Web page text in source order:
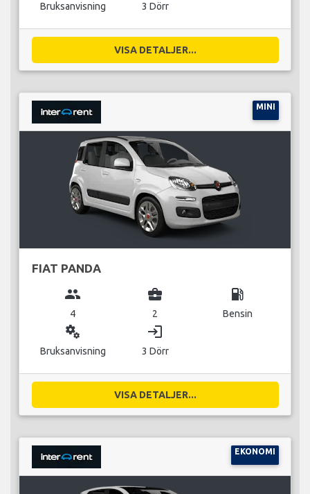
Bruksanvisning 3 Dörr
VISA DETALJER...
MINI
FIAT PANDA
group
4
business_center
2
local_gas_station
Bensin
miscellaneous_services
Bruksanvisning
login
3 Dörr
VISA DETALJER...
EKONOMI